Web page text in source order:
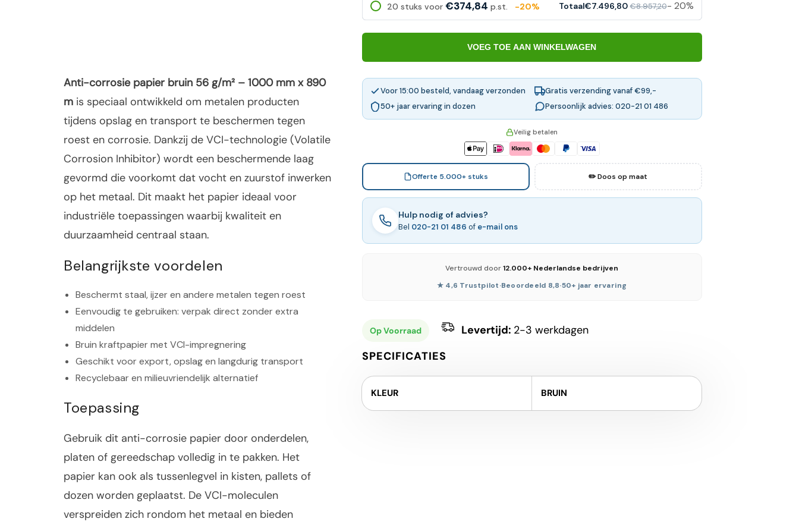
Anti-corrosie papier bruin 56 g/m² – 1000 mm x 890
m is speciaal ontwikkeld om metalen producten
tijdens opslag en transport te beschermen tegen
roest en corrosie. Dankzij de VCI-technologie (Volatile
Corrosion Inhibitor) wordt een beschermende laag
gevormd die voorkomt dat vocht en zuurstof inwerken
op het metaal. Dit maakt het papier ideaal voor
industriële toepassingen waarbij kwaliteit en
duurzaamheid centraal staan.
Belangrijkste voordelen
Beschermt staal, ijzer en andere metalen tegen roest
Eenvoudig te gebruiken: verpak direct zonder extra
middelen
Bruin kraftpapier met VCI-impregnering
Geschikt voor export, opslag en langdurig transport
Recyclebaar en milieuvriendelijk alternatief
Toepassing
Gebruik dit anti-corrosie papier door onderdelen,
platen of gereedschap volledig in te pakken. Het
papier kan ook als tussenlegvel in kisten, pallets of
dozen worden geplaatst. De VCI-moleculen
verspreiden zich rondom het metaal en bieden
20 stuks voor €374,84 p.st. -20% Totaal€7.496,80 €8.957,20- 20%
VOEG TOE AAN WINKELWAGEN
Voor 15:00 besteld, vandaag verzonden
Gratis verzending vanaf €99,-
50+ jaar ervaring in dozen
Persoonlijk advies: 020-21 01 486
Veilig betalen
Offerte 5.000+ stuks ✏️ Doos op maat
Hulp nodig of advies?
Bel 020-21 01 486 of e-mail ons
Vertrouwd door12.000+ Nederlandse bedrijven
★ 4,6 Trustpilot·Beoordeeld 8,8·50+ jaar ervaring
Op Voorraad Levertijd: 2-3 werkdagen
SPECIFICATIES
KLEUR BRUIN